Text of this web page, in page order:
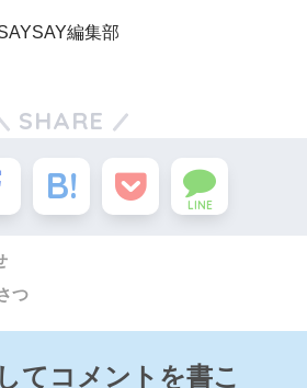
編集部
SHARE
LINE
つ
てコメントを書こ